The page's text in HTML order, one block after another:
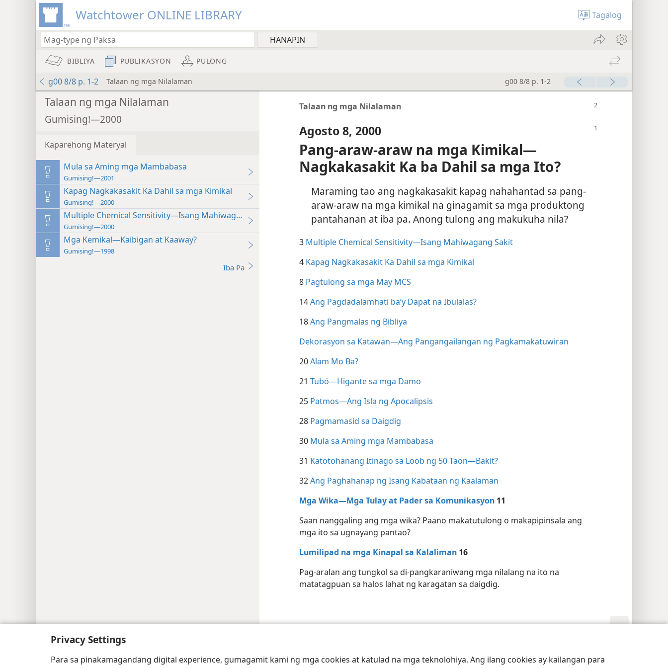
Privacy Settings
Para sa pinakamagandang digital experience, gumagamit kami ng mga cookies at katulad na mga teknolohiya. Ang ilang cookies ay kailangan para
Watchtower ONLINE LIBRARY Tagalog
BIBLIYA PUBLIKASYON PULONG
g00 8/8 p. 1-2 Talaan ng mga Nilalaman g00 8/8 p. 1-2
Talaan ng mga Nilalaman
Gumising!—2000
Kaparehong Materyal
Mula sa Aming mga Mambabasa
Gumising!—2001
Kapag Nagkakasakit Ka Dahil sa mga Kimikal
Gumising!—2000
Multiple Chemical Sensitivity—Isang Mahiwagang Sakit
Gumising!—2000
Mga Kemikal—Kaibigan at Kaaway?
Gumising!—1998
Iba Pa
Talaan ng mga Nilalaman
Agosto 8, 2000
Pang-araw-araw na mga Kimikal​—
Nagkakasakit Ka ba Dahil sa mga Ito?
Maraming tao ang nagkakasakit kapag nahahantad sa pang-
araw-araw na mga kimikal na ginagamit sa mga produktong
pantahanan at iba pa. Anong tulong ang makukuha nila?
3 Multiple Chemical Sensitivity​—Isang Mahiwagang Sakit
4 Kapag Nagkakasakit Ka Dahil sa mga Kimikal
8 Pagtulong sa mga May MCS
14Ang Pagdadalamhati ba’y Dapat na Ibulalas?
18Ang Pangmalas ng Bibliya
Dekorasyon sa Katawan​—Ang Pangangailangan ng Pagkamakatuwiran
20Alam Mo Ba?
21 Tubó​—Higante sa mga Damo
25 Patmos​—Ang Isla ng Apocalipsis
28 Pagmamasid sa Daigdig
30 Mula sa Aming mga Mambabasa
31 Katotohanang Itinago sa Loob ng 50 Taon​—Bakit?
32Ang Paghahanap ng Isang Kabataan ng Kaalaman
Mga Wika​—Mga Tulay at Pader sa Komunikasyon 11
Saan nanggaling ang mga wika? Paano makatutulong o makapipinsala ang
mga ito sa ugnayang pantao?
Lumilipad na mga Kinapal sa Kalaliman 16
Pag-aralan ang tungkol sa di-pangkaraniwang mga nilalang na ito na
matatagpuan sa halos lahat ng karagatan sa daigdig.
Copyright© 2026 Watch Tower Bible and Tract Society of Pennsylvania